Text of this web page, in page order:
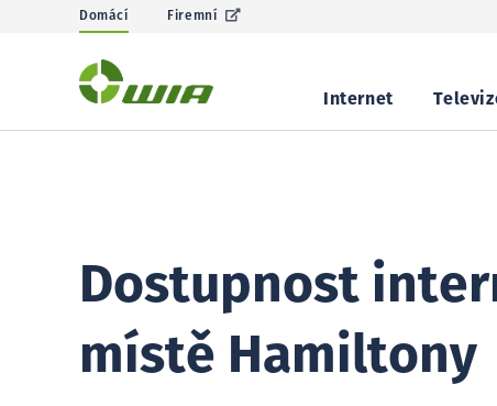
Domácí Firemní
Internet
Dostupnost
místě Hamiltony